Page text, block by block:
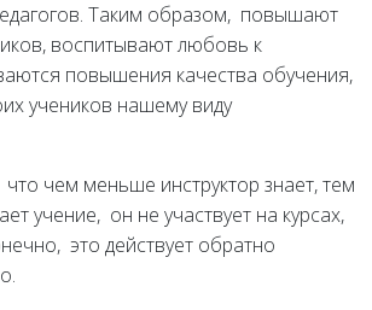
Таким образом, повышают
воспитывают любовь к
повышения качества обучения,
учеников нашему виду
чем меньше инструктор знает, тем
учение, он не участвует на курсах,
это действует обратно